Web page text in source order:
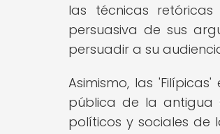
las técnicas
persuasiva de sus
persuadir a su
Asimismo, las
pública de la antigua
políticos y sociales de